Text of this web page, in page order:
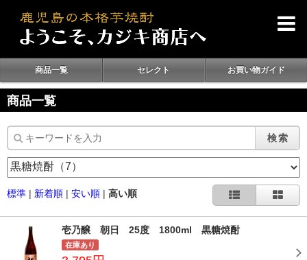
商品一覧 セレクト お買い物ガイド
商品一覧
検索
標準 | 新着順 | 安い順 | 高い順
壱乃醸 朝日 25度 1800ml 黒糖焼酎
在庫あり